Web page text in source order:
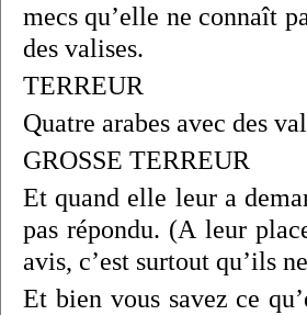
mecs qu’elle ne connaît
des valises.
TERREUR
Quatre arabes avec des
GROSSE TERREUR
Et quand elle leur a
pas répondu. (A leur
avis, c’est surtout qu’ils
Et bien vous savez ce